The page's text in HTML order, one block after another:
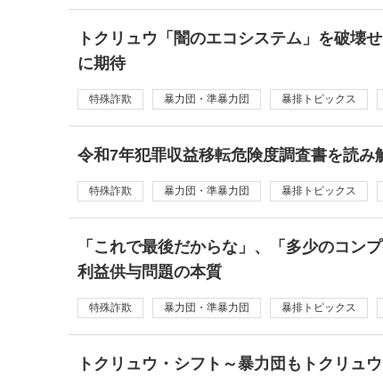
トクリュウ「闇のエコシステム」を破壊
に期待
特殊詐欺 暴力団・準暴力団 暴排トピックス
令和7年犯罪収益移転危険度調査書を読
特殊詐欺 暴力団・準暴力団 暴排トピックス
「これで最後だからな」、「多少のコン
利益供与問題の本質
特殊詐欺 暴力団・準暴力団 暴排トピックス
トクリュウ・シフト～暴力団もトクリュ